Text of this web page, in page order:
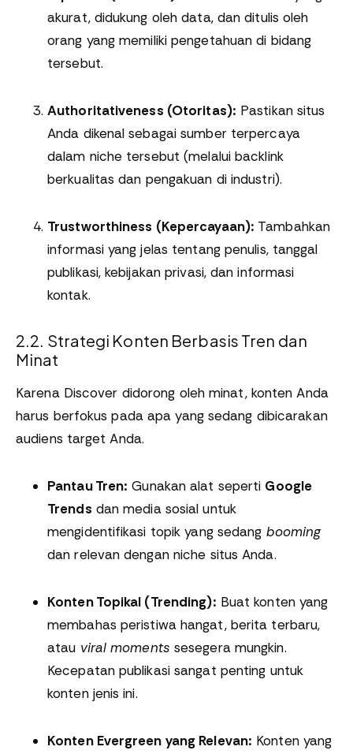
akurat, didukung oleh data, dan ditulis oleh
orang yang memiliki pengetahuan di bidang
tersebut.
Authoritativeness (Otoritas): Pastikan situs
Anda dikenal sebagai sumber terpercaya
dalam niche tersebut (melalui backlink
berkualitas dan pengakuan di industri).
Trustworthiness (Kepercayaan): Tambahkan
informasi yang jelas tentang penulis, tanggal
publikasi, kebijakan privasi, dan informasi
kontak.
2.2. Strategi Konten Berbasis Tren dan
Minat
Karena Discover didorong oleh minat, konten Anda
harus berfokus pada apa yang sedang dibicarakan
audiens target Anda.
Pantau Tren: Gunakan alat seperti Google
Trends dan media sosial untuk
mengidentifikasi topik yang sedang booming
dan relevan dengan niche situs Anda.
Konten Topikal (Trending): Buat konten yang
membahas peristiwa hangat, berita terbaru,
atau viral moments sesegera mungkin.
Kecepatan publikasi sangat penting untuk
konten jenis ini.
Konten Evergreen yang Relevan: Konten yang